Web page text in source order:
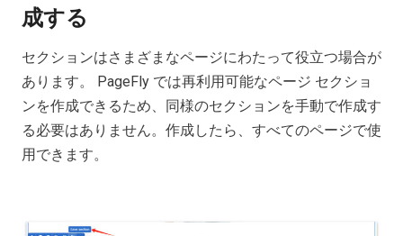
成する
セクションはさまざまなページにわたって役立つ場合が
あります。 PageFly では再利用可能なページ セクショ
ンを作成できるため、同様のセクションを手動で作成す
る必要はありません。作成したら、すべてのページで使
用できます。